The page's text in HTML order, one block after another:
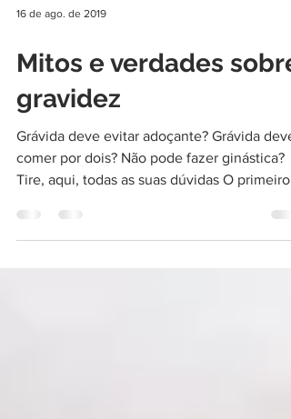
16 de ago. de 2019
Mitos e verdades sobre
gravidez
Grávida deve evitar adoçante? Grávida deve
comer por dois? Não pode fazer ginástica?